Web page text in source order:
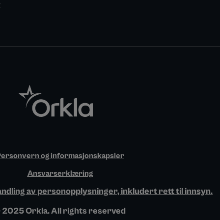
og informasjonskapsler
Ansvarserklæring
av personopplysninger, inkludert rett til innsyn.
2025 Orkla. All rights reserved